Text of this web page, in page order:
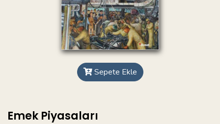
Sepete Ekle
Emek Piyasaları